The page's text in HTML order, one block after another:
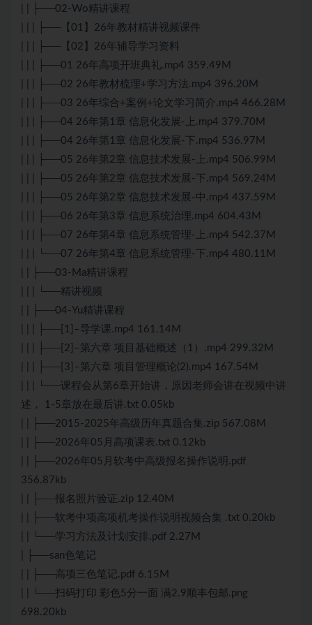
| | ├──02-Wo精讲课程
| | | ├──【01】26年教材精讲视频课件
| | | ├──【02】26年辅导学习资料
| | | ├──01 26年高项开班典礼.mp4 359.49M
| | | ├──02 26年教材梳理+学习方法.mp4 396.20M
| | | ├──03 26年综合+案例+论文学习简介.mp4 466.28M
| | | ├──04 26年第1章 信息化发展-上.mp4 379.70M
| | | ├──04 26年第1章 信息化发展-下.mp4 536.97M
| | | ├──05 26年第2章 信息技术发展-上.mp4 506.99M
| | | ├──05 26年第2章 信息技术发展-下.mp4 569.24M
| | | ├──05 26年第2章 信息技术发展-中.mp4 437.59M
| | | ├──06 26年第3章 信息系统治理.mp4 604.43M
| | | ├──07 26年第4章 信息系统管理-上.mp4 542.37M
| | | └──07 26年第4章 信息系统管理-下.mp4 480.11M
| | ├──03-Ma精讲课程
| | | └──精讲视频
| | ├──04-Yu精讲课程
| | | ├──[1]–导学课.mp4 161.14M
| | | ├──[2]–第六章 项目基础概述（1）.mp4 299.32M
| | | ├──[3]–第六章 项目管理概论(2).mp4 167.54M
| | | └──课程会从第6章开始讲，原因老师会讲在视频中讲
述， 1-5章放在最后讲.txt 0.05kb
| | ├──2015-2025年高级历年真题合集.zip 567.08M
| | ├──2026年05月高项课表.txt 0.12kb
| | ├──2026年05月软考中高级报名操作说明.pdf
356.87kb
| | ├──报名照片验证.zip 12.40M
| | ├──软考中项高项机考操作说明视频合集 .txt 0.20kb
| | └──学习方法及计划安排.pdf 2.27M
| ├──san色笔记
| | ├──高项三色笔记.pdf 6.15M
| | └──扫码打印 彩色5分一面 满2.9顺丰包邮.png
698.20kb